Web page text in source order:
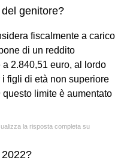
genitore?
fiscalmente a carico
di un reddito
2.840,51 euro, al lordo
figli di età non superiore
limite è aumentato
la risposta completa su